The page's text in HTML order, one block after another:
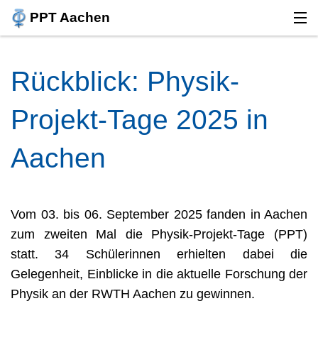
PPT Aachen
PROJEKTE
PROGRAMM
ANMELDUNG
BRIGITTE-GILLES-PREIS
RÜCKBLICK
Rückblick: Physik-
Projekt-Tage 2025 in
Aachen
Vom 03. bis 06. September 2025 fanden in Aachen
zum zweiten Mal die Physik-Projekt-Tage (PPT)
statt. 34 Schülerinnen erhielten dabei die
Gelegenheit, Einblicke in die aktuelle Forschung der